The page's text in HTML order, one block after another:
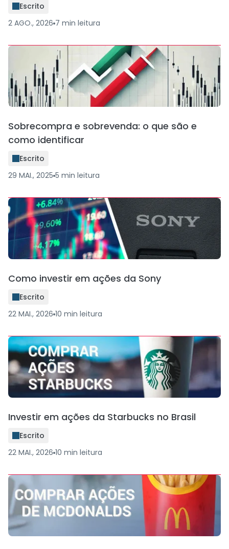
Escrito
2 AGO., 2026 7 min leitura
Sobrecompra e sobrevenda: o que são e
como identificar
Escrito
29 MAI., 2025 5 min leitura
Como investir em ações da Sony
Escrito
22 MAI., 2026 10 min leitura
Investir em ações da Starbucks no Brasil
Escrito
22 MAI., 2026 10 min leitura